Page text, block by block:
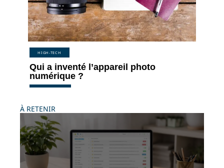
HIGH-TECH
Qui a inventé l’appareil photo
numérique ?
À RETENIR